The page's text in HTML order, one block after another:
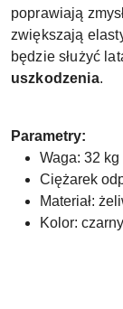
poprawiają
zwiększają
będzie służyć
uszkodzenia.
Parametry:
Waga: 32
Ciężarek
Materiał:
Kolor: czarny